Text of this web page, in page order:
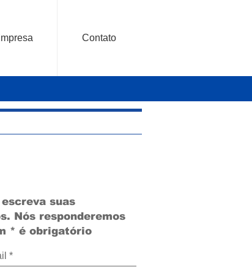
Contato
suas
Nós responderemos
* é obrigatório